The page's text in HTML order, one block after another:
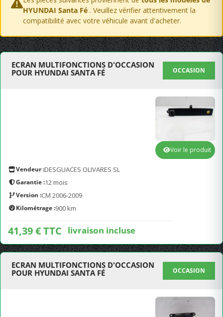
HYUNDAI Santa Fé . Veuillez vérifier attentivement la
compatibilité avec votre véhicule avant d'acheter.
ECRAN MULTIFONCTIONS D'OCCASION
POUR HYUNDAI SANTA FÉ
OCCASION
Vendeur :DESGUACES OLIVARES SL
Garantie :12 mois
Version :CM 2006-2009
Kilométrage :900 km
41,39 € TTC livraison incluse
Voir le produit
ECRAN MULTIFONCTIONS D'OCCASION
POUR HYUNDAI SANTA FÉ
OCCASION